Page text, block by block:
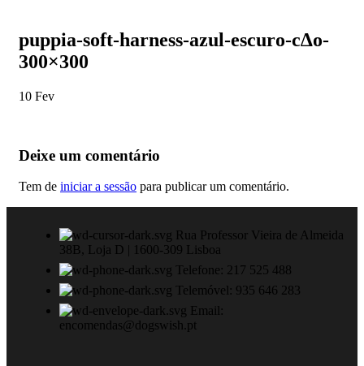
puppia-soft-harness-azul-escuro-c∆o-
300×300
10 Fev
Deixe um comentário
Tem de iniciar a sessão para publicar um comentário.
Rua Professor Vieira de Almeida
38B, Loja D | 1600-309 Lisboa
Telefone: 217 525 488
Telemóvel: 935 646 283
Email:
encomendas@dogswish.pt